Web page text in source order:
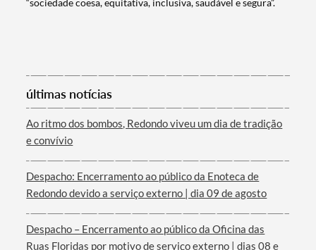
Categorias gerais
Filtros
“sociedade coesa, equitativa, inclusiva, saudável e segura”.
últimas notícias
Ao ritmo dos bombos, Redondo viveu um dia de tradição
e convívio
Despacho: Encerramento ao público da Enoteca de
Redondo devido a serviço externo | dia 09 de agosto
Despacho – Encerramento ao público da Oficina das
Ruas Floridas por motivo de serviço externo | dias 08 e